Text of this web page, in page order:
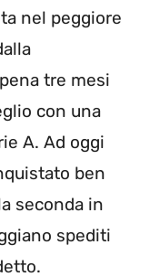
nel peggiore
tre mesi
con una
A. Ad oggi
ben
seconda in
spediti